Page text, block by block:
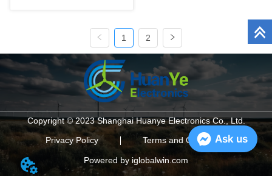
1 2
Copyright © 2023 Shanghai Huanye Electronics Co., Ltd.
Privacy Policy
Terms and Conditions
Powered by iglobalwin.com
Ask us